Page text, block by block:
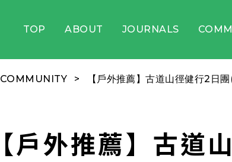
TOP ABOUT JOURNALS
COMMUNITY 【戶外推薦】古道山徑健行2日
【戶外推薦】古道